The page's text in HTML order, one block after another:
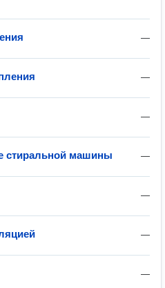
—
—
—
—
стиральной машины
—
—
—